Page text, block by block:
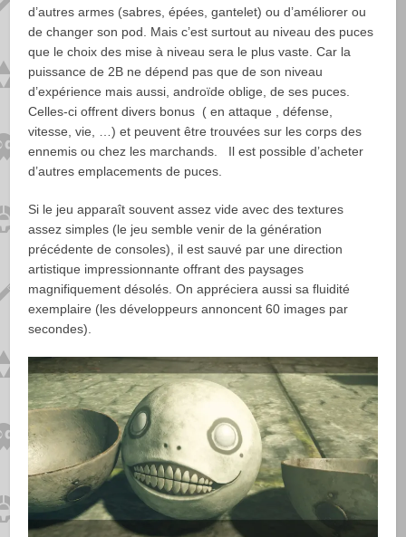
d’autres armes (sabres, épées, gantelet) ou d’améliorer ou
de changer son pod. Mais c’est surtout au niveau des puces
que le choix des mise à niveau sera le plus vaste. Car la
puissance de 2B ne dépend pas que de son niveau
d’expérience mais aussi, androïde oblige, de ses puces.
Celles-ci offrent divers bonus ( en attaque , défense,
vitesse, vie, …) et peuvent être trouvées sur les corps des
ennemis ou chez les marchands. Il est possible d’acheter
d’autres emplacements de puces.
Si le jeu apparaît souvent assez vide avec des textures
assez simples (le jeu semble venir de la génération
précédente de consoles), il est sauvé par une direction
artistique impressionnante offrant des paysages
magnifiquement désolés. On appréciera aussi sa fluidité
exemplaire (les développeurs annoncent 60 images par
secondes).